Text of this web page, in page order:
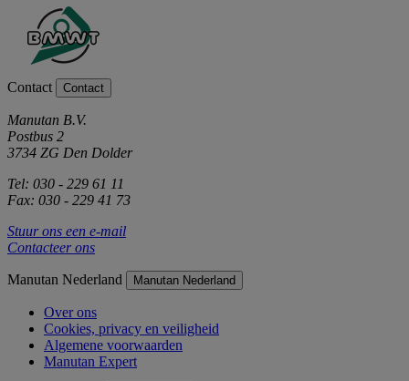
Contact Contact
Manutan B.V.
Postbus 2
3734 ZG Den Dolder
Tel: 030 - 229 61 11
Fax: 030 - 229 41 73
Stuur ons een e-mail
Contacteer ons
Manutan Nederland Manutan Nederland
Over ons
Cookies, privacy en veiligheid
Algemene voorwaarden
Manutan Expert